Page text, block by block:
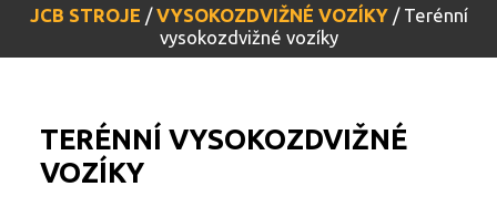
JCB STROJE /VYSOKOZDVIŽNÉ VOZÍKY/ Terénní
vysokozdvižné vozíky
TERÉNNÍ VYSOKOZDVIŽNÉ
VOZÍKY